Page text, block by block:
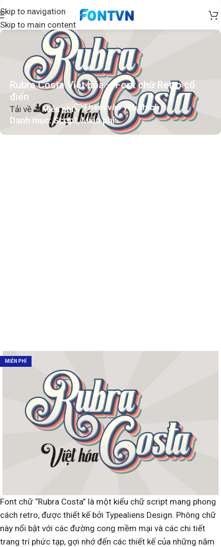
Skip to navigation
Skip to main content
Rubra Costa Việt hóa – Font chữ Retro cổ
điển
Tải về Miễn phí Thêm vào yêu thích
Danh mục:Script,Miễn phí
MIỄN PHÍ
Font chữ “Rubra Costa” là một kiểu chữ script mang phong
cách retro, được thiết kế bởi Typealiens Design. Phông chữ
này nổi bật với các đường cong mềm mại và các chi tiết
trang trí phức tạp, gợi nhớ đến các thiết kế của những năm